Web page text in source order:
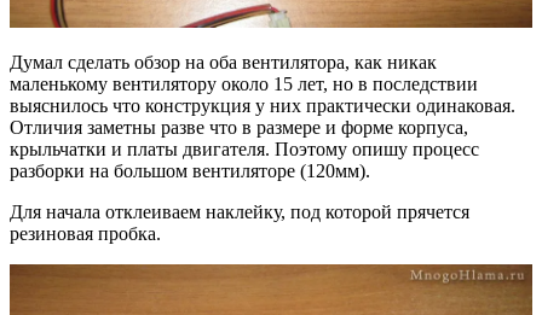
Думал сделать обзор на оба вентилятора, как никак
маленькому вентилятору около 15 лет, но в последствии
выяснилось что конструкция у них практически одинаковая.
Отличия заметны разве что в размере и форме корпуса,
крыльчатки и платы двигателя. Поэтому опишу процесс
разборки на большом вентиляторе (120мм).
Для начала отклеиваем наклейку, под которой прячется
резиновая пробка.